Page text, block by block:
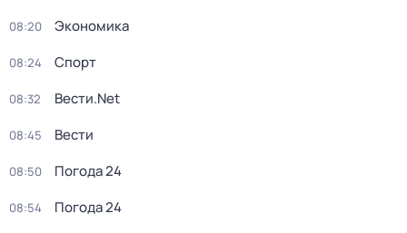
08:20 Экономика
08:24 Спорт
08:32 Вести.Net
08:45 Вести
08:50 Погода 24
08:54 Погода 24